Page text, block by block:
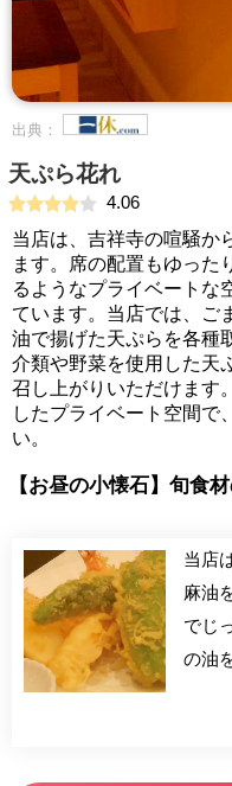
出典：
天ぷら花れ
4.06
当店は、吉祥寺の喧騒か
ます。席の配置もゆった
るようなプライベートな
ています。当店では、ご
油で揚げた天ぷらを各種
介類や野菜を使用した天
召し上がりいただけます
したプライベート空間で
い。
【お昼の小懐石】旬食
当店
麻油
でじ
の油
はぜ